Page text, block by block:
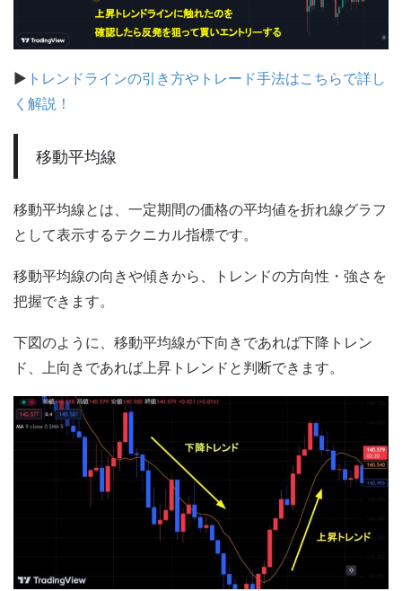
▶ トレンドラインの引き方やトレード手法はこちらで詳し
く解説！
移動平均線
移動平均線とは、一定期間の価格の平均値を折れ線グラフ
として表示するテクニカル指標です。
移動平均線の向きや傾きから、トレンドの方向性・強さを
把握できます。
下図のように、移動平均線が下向きであれば下降トレン
ド、上向きであれば上昇トレンドと判断できます。